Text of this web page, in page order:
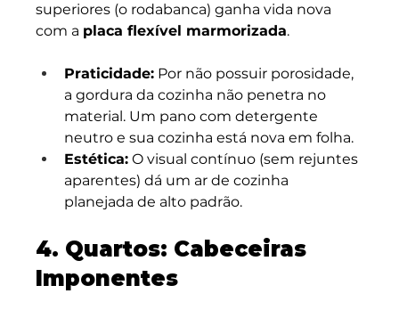
superiores (o rodabanca) ganha vida nova
com a placa flexível marmorizada.
Praticidade: Por não possuir porosidade,
a gordura da cozinha não penetra no
material. Um pano com detergente
neutro e sua cozinha está nova em folha.
Estética: O visual contínuo (sem rejuntes
aparentes) dá um ar de cozinha
planejada de alto padrão.
4. Quartos: Cabeceiras
Imponentes